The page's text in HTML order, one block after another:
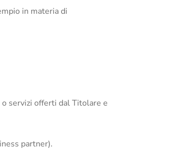
in materia di
servizi offerti dal Titolare e
partner).